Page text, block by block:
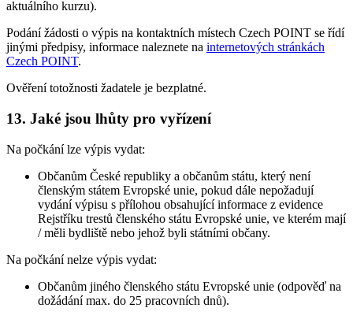
aktuálního kurzu).
Podání žádosti o výpis na kontaktních místech Czech POINT se řídí
jinými předpisy, informace naleznete na internetových stránkách
Czech POINT.
Ověření totožnosti žadatele je bezplatné.
13. Jaké jsou lhůty pro vyřízení
Na počkání lze výpis vydat:
Občanům České republiky a občanům státu, který není
členským státem Evropské unie, pokud dále nepožadují
vydání výpisu s přílohou obsahující informace z evidence
Rejstříku trestů členského státu Evropské unie, ve kterém mají
/ měli bydliště nebo jehož byli státními občany.
Na počkání nelze výpis vydat:
Občanům jiného členského státu Evropské unie (odpověď na
dožádání max. do 25 pracovních dnů).